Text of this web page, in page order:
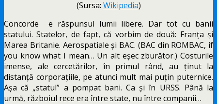
(Sursa: Wikipedia)
Concorde e răspunsul lumii libere. Dar tot cu banii
statului. Statelor, de fapt, că vorbim de două: Franța și
Marea Britanie. Aerospatiale și BAC. (BAC din ROMBAC, if
you know what I mean… Un alt eșec zburător.) Costurile
imense, ale cercetărilor, în primul rând, au ținut la
distanță corporațiile, pe atunci mult mai puțin puternice.
Așa că „statul” a pompat bani. Ca și în URSS. Până la
urmă, războiul rece era între state, nu între companii…